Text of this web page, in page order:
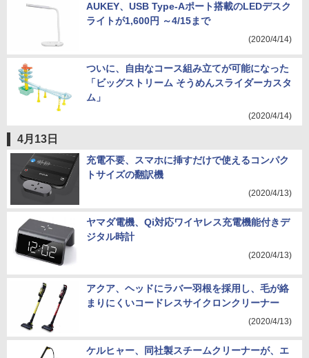
AUKEY、USB Type-Aポート搭載のLEDデスク
ライトが1,600円 ～4/15まで
(2020/4/14)
ついに、自由なコース組み立てが可能になった
「ビッグストリーム そうめんスライダーカスタ
ム」
(2020/4/14)
4月13日
充電不要、スマホに挿すだけで使えるコンパク
トサイズの翻訳機
(2020/4/13)
ヤマダ電機、Qi対応ワイヤレス充電機能付きデ
ジタル時計
(2020/4/13)
アクア、ヘッドにラバー羽根を採用し、毛が絡
まりにくいコードレスサイクロンクリーナー
(2020/4/13)
ケルヒャー、同社製スチームクリーナーが、エ